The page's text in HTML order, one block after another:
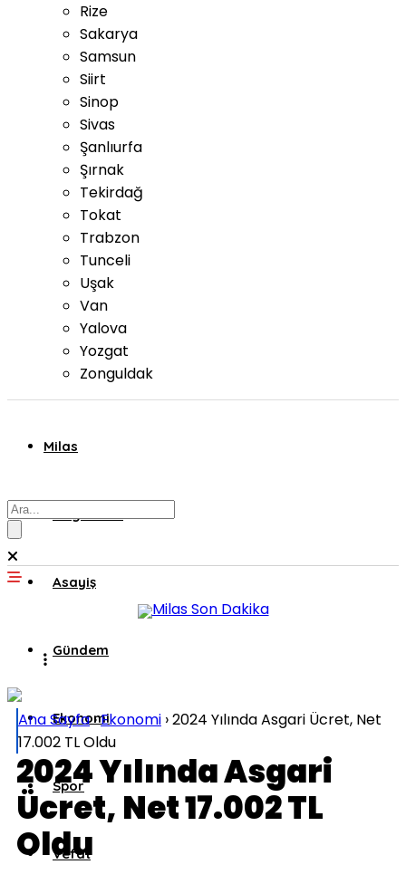
Rize
Sakarya
Samsun
Siirt
Sinop
Sivas
Şanlıurfa
Şırnak
Tekirdağ
Tokat
Trabzon
Tunceli
Uşak
Van
Yalova
Yozgat
Zonguldak
Milas
Muğla’dan
Asayiş
Gündem
Ekonomi
Spor
Vefat
Ana Sayfa›Ekonomi ›2024 Yılında Asgari Ücret, Net
17.002 TL Oldu
2024 Yılında Asgari
Ücret, Net 17.002 TL
Oldu